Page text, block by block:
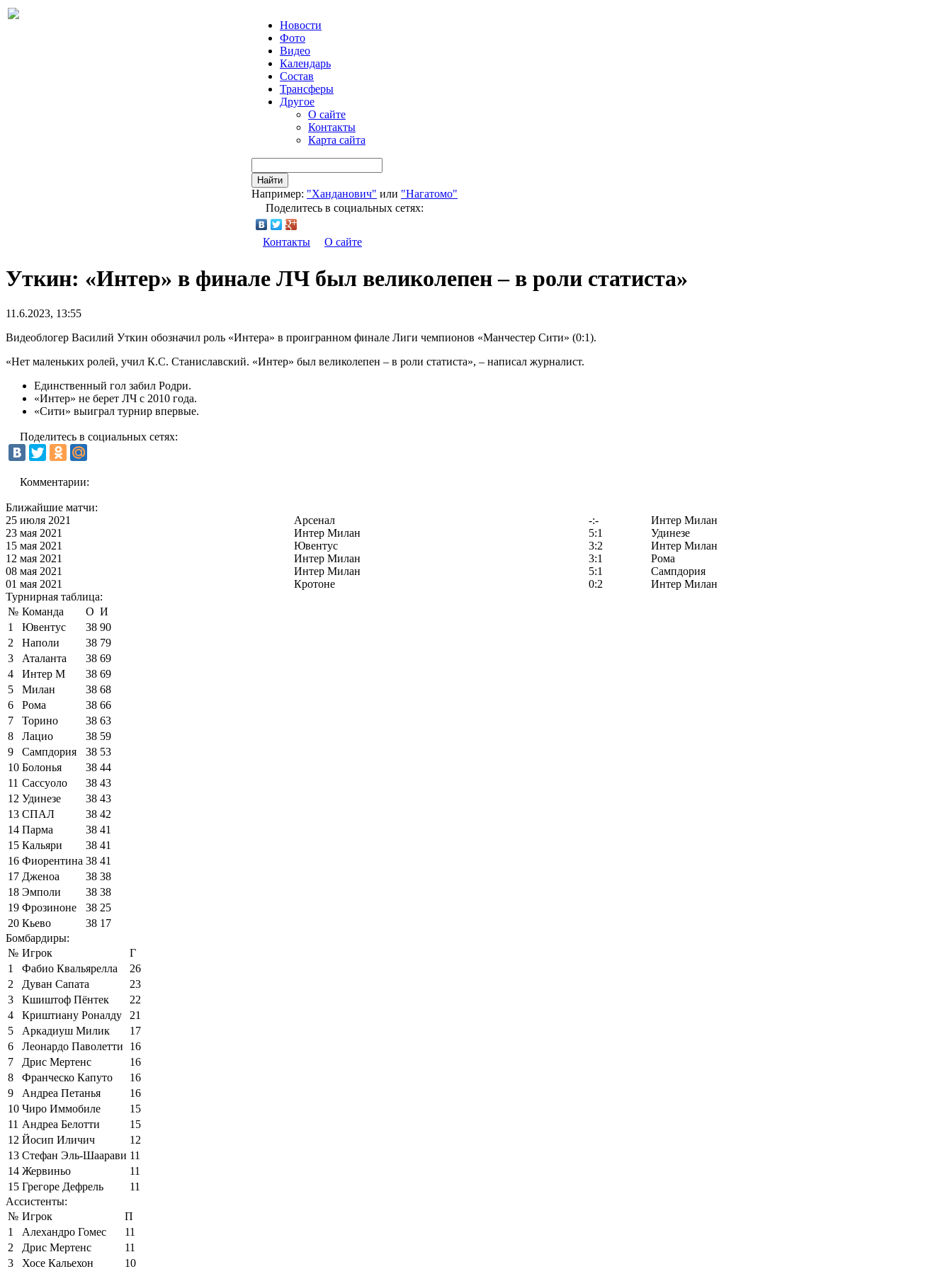
Новости
Фото
Видео
Календарь
Состав
Трансферы
Другое
О сайте
Контакты
Карта сайта
Найти
Например: "Ханданович" или "Нагатомо"
Поделитесь в социальных сетях:
Контакты О сайте
Уткин: «Интер» в финале ЛЧ был великолепен – в роли статиста»
11.6.2023, 13:55
Видеоблогер Василий Уткин обозначил роль «Интера» в проигранном финале Лиги чемпионов «Манчестер Сити» (0:1).
«Нет маленьких ролей, учил К.С. Станиславский. «Интер» был великолепен – в роли статиста», – написал журналист.
Единственный гол забил Родри.
«Интер» не берет ЛЧ с 2010 года.
«Сити» выиграл турнир впервые.
Поделитесь в социальных сетях:
Комментарии:
Ближайшие матчи:
25 июля 2021
Арсенал -:-
Интер Милан
23 мая 2021
Интер Милан 5:1
Удинезе
15 мая 2021
Ювентус 3:2
Интер Милан
12 мая 2021
Интер Милан 3:1
Рома
08 мая 2021
Интер Милан 5:1
Сампдория
01 мая 2021
Кротоне 0:2
Интер Милан
Турнирная таблица:
№ Команда О И
1
Ювентус 38 90
2
Наполи 38 79
3
Аталанта 38 69
4
Интер М 38 69
5
Милан 38 68
6
Рома 38 66
7
Торино 38 63
8
Лацио 38 59
9
Сампдория 38 53
10 Болонья 38 44
11 Сассуоло 38 43
12 Удинезе 38 43
13 СПАЛ 38 42
14 Парма 38 41
15 Кальяри 38 41
16 Фиорентина 38 41
17 Дженоа 38 38
18 Эмполи 38 38
19 Фрозиноне 38 25
20 Кьево 38 17
Бомбардиры:
№ Игрок
Г
1
Фабио Квальярелла
26
2
Дуван Сапата
23
3
Кшиштоф Пёнтек
22
4
Криштиану Роналду
21
5
Аркадиуш Милик
17
6
Леонардо Паволетти
16
7
Дрис Мертенс
16
8
Франческо Капуто
16
9
Андреа Петанья
16
10 Чиро Иммобиле
15
11 Андреа Белотти
15
12 Йосип Иличич
12
13 Стефан Эль-Шаарави 11
14 Жервиньо
11
15 Грегоре Дефрель
11
Ассистенты:
№ Игрок
П
1
Алехандро Гомес
11
2
Дрис Мертенс
11
3
Хосе Кальехон
10